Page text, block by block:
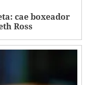
cae boxeador
Ross